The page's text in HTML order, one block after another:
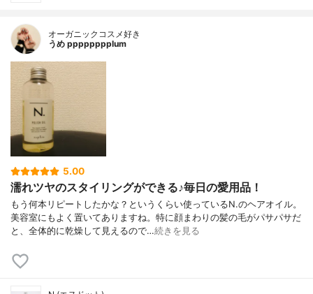
オーガニックコスメ好き
うめ pppppppplum
5.00
濡れツヤのスタイリングができる♪毎日の愛用品！
もう何本リピートしたかな？というくらい使っているN.のヘアオイル。
美容室にもよく置いてありますね。特に顔まわりの髪の毛がパサパサだ
と、全体的に乾燥して見えるので…続きを見る